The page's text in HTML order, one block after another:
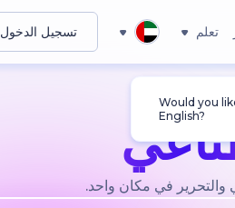
تعلم تسجيل الدخول
Would you
English?
والتحرير في مكان واحد.